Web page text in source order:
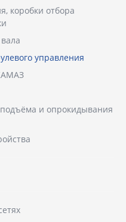
коробки отбора
управления
и опрокидывания